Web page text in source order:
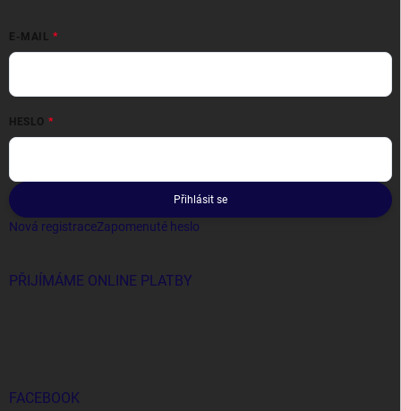
E-MAIL
HESLO
Přihlásit se
Nová registraceZapomenuté heslo
PŘIJÍMÁME ONLINE PLATBY
FACEBOOK